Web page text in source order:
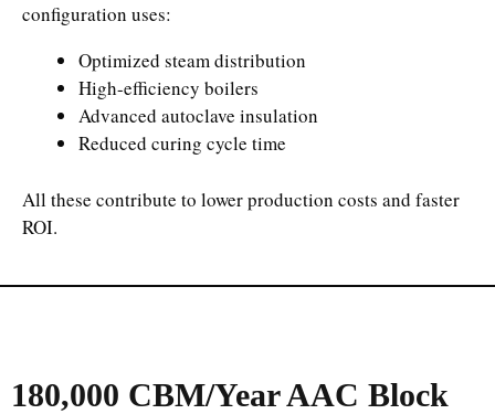
configuration uses:
Optimized steam distribution
High-efficiency boilers
Advanced autoclave insulation
Reduced curing cycle time
All these contribute to lower production costs and faster
ROI.
180,000 CBM/Year AAC Block